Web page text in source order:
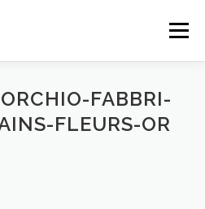
Menu
JOAILLERIE
FABBRI-
FLEURS-OR